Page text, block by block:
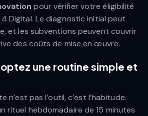
pour vérifier votre éligibilité
Digital. Le diagnostic initial peut
et les subventions peuvent couvrir
des coûts de mise en œuvre.
une routine simple et
n’est pas l’outil, c’est l’habitude.
rituel hebdomadaire de 15 minutes